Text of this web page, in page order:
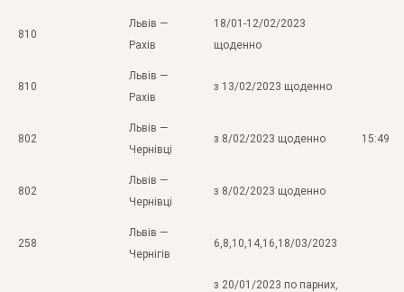
810
Львів —
Рахів
18/01-12/02/2023
щоденно
810
Львів —
Рахів
з 13/02/2023 щоденно
802
Львів —
Чернівці
з 8/02/2023 щоденно 15:49
802
Львів —
Чернівці
з 8/02/2023 щоденно
258
Львів —
Чернігів
6,8,10,14,16,18/03/2023
з 20/01/2023 по парних,